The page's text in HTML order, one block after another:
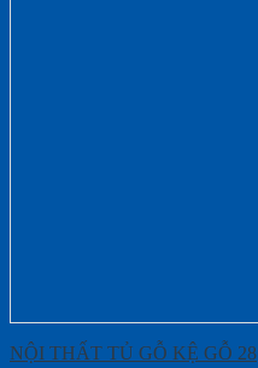
NỘI THẤT TỦ GỖ KỆ GỖ 28